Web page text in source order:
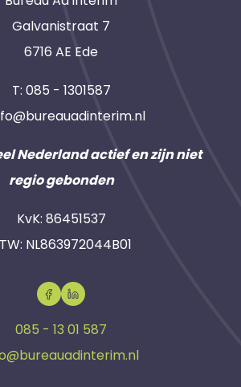
Galvanistraat 7
6716 AE Ede
T: 085 - 1301587
Nederland actief en zijn niet
regio gebonden
KvK: 86451537
NL863972044B01
085 - 13 01 587